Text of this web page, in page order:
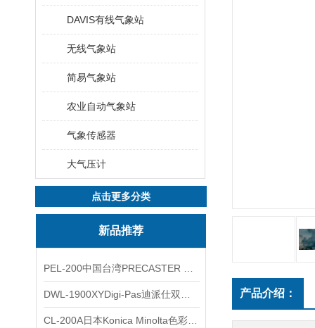
DAVIS有线气象站
无线气象站
简易气象站
农业自动气象站
气象传感器
大气压计
点击更多分类
新品推荐
产品介绍：